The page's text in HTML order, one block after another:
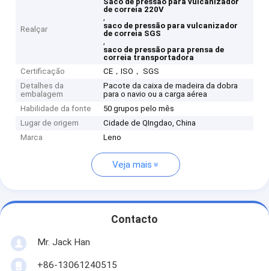
Realçar
de correia 220V
,
saco de pressão para vulcanizador
de correia SGS
,
saco de pressão para prensa de
correia transportadora
Certificação
CE，ISO， SGS
Detalhes da
embalagem
Pacote da caixa de madeira da dobra
para o navio ou a carga aérea
Habilidade da fonte
50 grupos pelo mês
Lugar de origem
Cidade de QIngdao, China
Marca
Leno
Veja mais
Contacto
Mr. Jack Han
+86-13061240515